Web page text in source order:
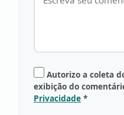
Autorizo a coleta
exibição do
Privacidade *